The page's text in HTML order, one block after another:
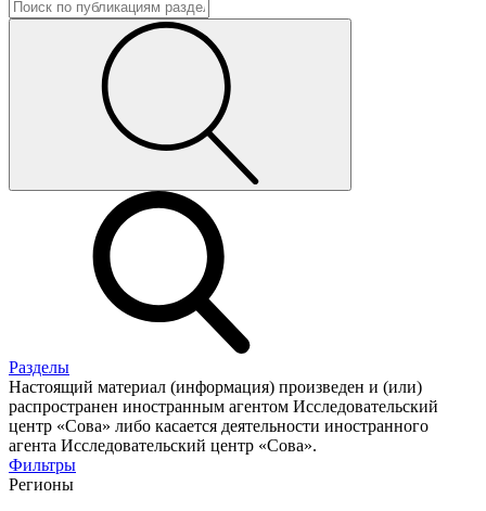
Разделы
Настоящий материал (информация) произведен и (или)
распространен иностранным агентом Исследовательский
центр «Сова» либо касается деятельности иностранного
агента Исследовательский центр «Сова».
Фильтры
Регионы